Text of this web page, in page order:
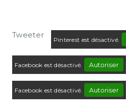
Tweeter
Pinterest est désactivé.
Facebook est désactivé. Autoriser
Facebook est désactivé. Autoriser